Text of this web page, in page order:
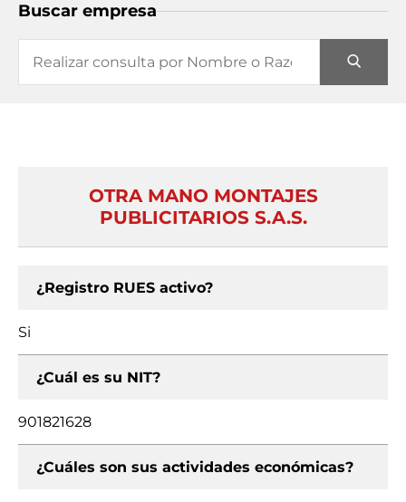
Buscar empresa
OTRA MANO MONTAJES
PUBLICITARIOS S.A.S.
¿Registro RUES activo?
Si
¿Cuál es su NIT?
901821628
¿Cuáles son sus actividades económicas?